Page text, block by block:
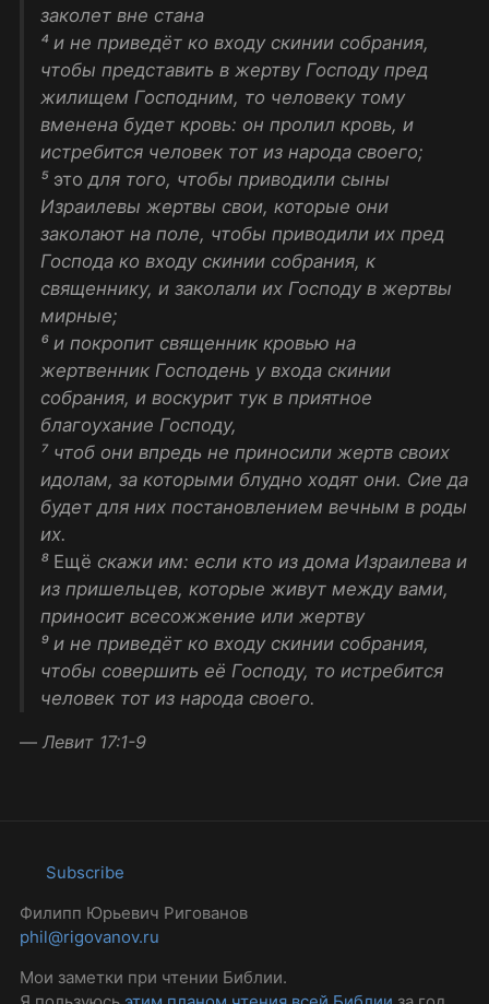
заколет вне стана
⁴ и не приведёт ко входу скинии собрания,
чтобы представить в жертву Господу пред
жилищем Господним, то человеку тому
вменена будет кровь: он пролил кровь, и
истребится человек тот из народа своего;
⁵ это для того, чтобы приводили сыны
Израилевы жертвы свои, которые они
заколают на поле, чтобы приводили их пред
Господа ко входу скинии собрания, к
священнику, и заколали их Господу в жертвы
мирные;
⁶ и покропит священник кровью на
жертвенник Господень у входа скинии
собрания, и воскурит тук в приятное
благоухание Господу,
⁷ чтоб они впредь не приносили жертв своих
идолам, за которыми блудно ходят они. Сие да
будет для них постановлением вечным в роды
их.
⁸ Ещё скажи им: если кто из дома Израилева и
из пришельцев, которые живут между вами,
приносит всесожжение или жертву
⁹ и не приведёт ко входу скинии собрания,
чтобы совершить её Господу, то истребится
человек тот из народа своего.
— Левит 17:1-9
Subscribe
Филипп Юрьевич Ригованов
phil@rigovanov.ru
Мои заметки при чтении Библии.